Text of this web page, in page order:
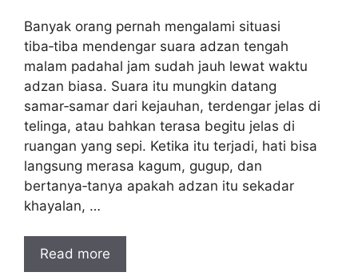
Banyak orang pernah mengalami situasi
tiba‑tiba mendengar suara adzan tengah
malam padahal jam sudah jauh lewat waktu
adzan biasa. Suara itu mungkin datang
samar‑samar dari kejauhan, terdengar jelas di
telinga, atau bahkan terasa begitu jelas di
ruangan yang sepi. Ketika itu terjadi, hati bisa
langsung merasa kagum, gugup, dan
bertanya‑tanya apakah adzan itu sekadar
khayalan, …
Read more